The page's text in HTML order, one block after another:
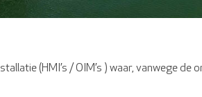
(HMI’s / OIM’s ) waar, vanwege